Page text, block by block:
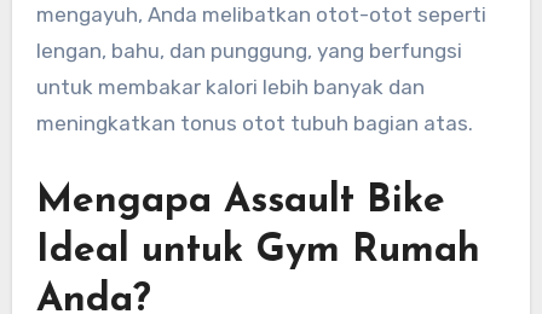
mengayuh, Anda melibatkan otot-otot seperti
lengan, bahu, dan punggung, yang berfungsi
untuk membakar kalori lebih banyak dan
meningkatkan tonus otot tubuh bagian atas.
Mengapa Assault Bike
Ideal untuk Gym Rumah
Anda?